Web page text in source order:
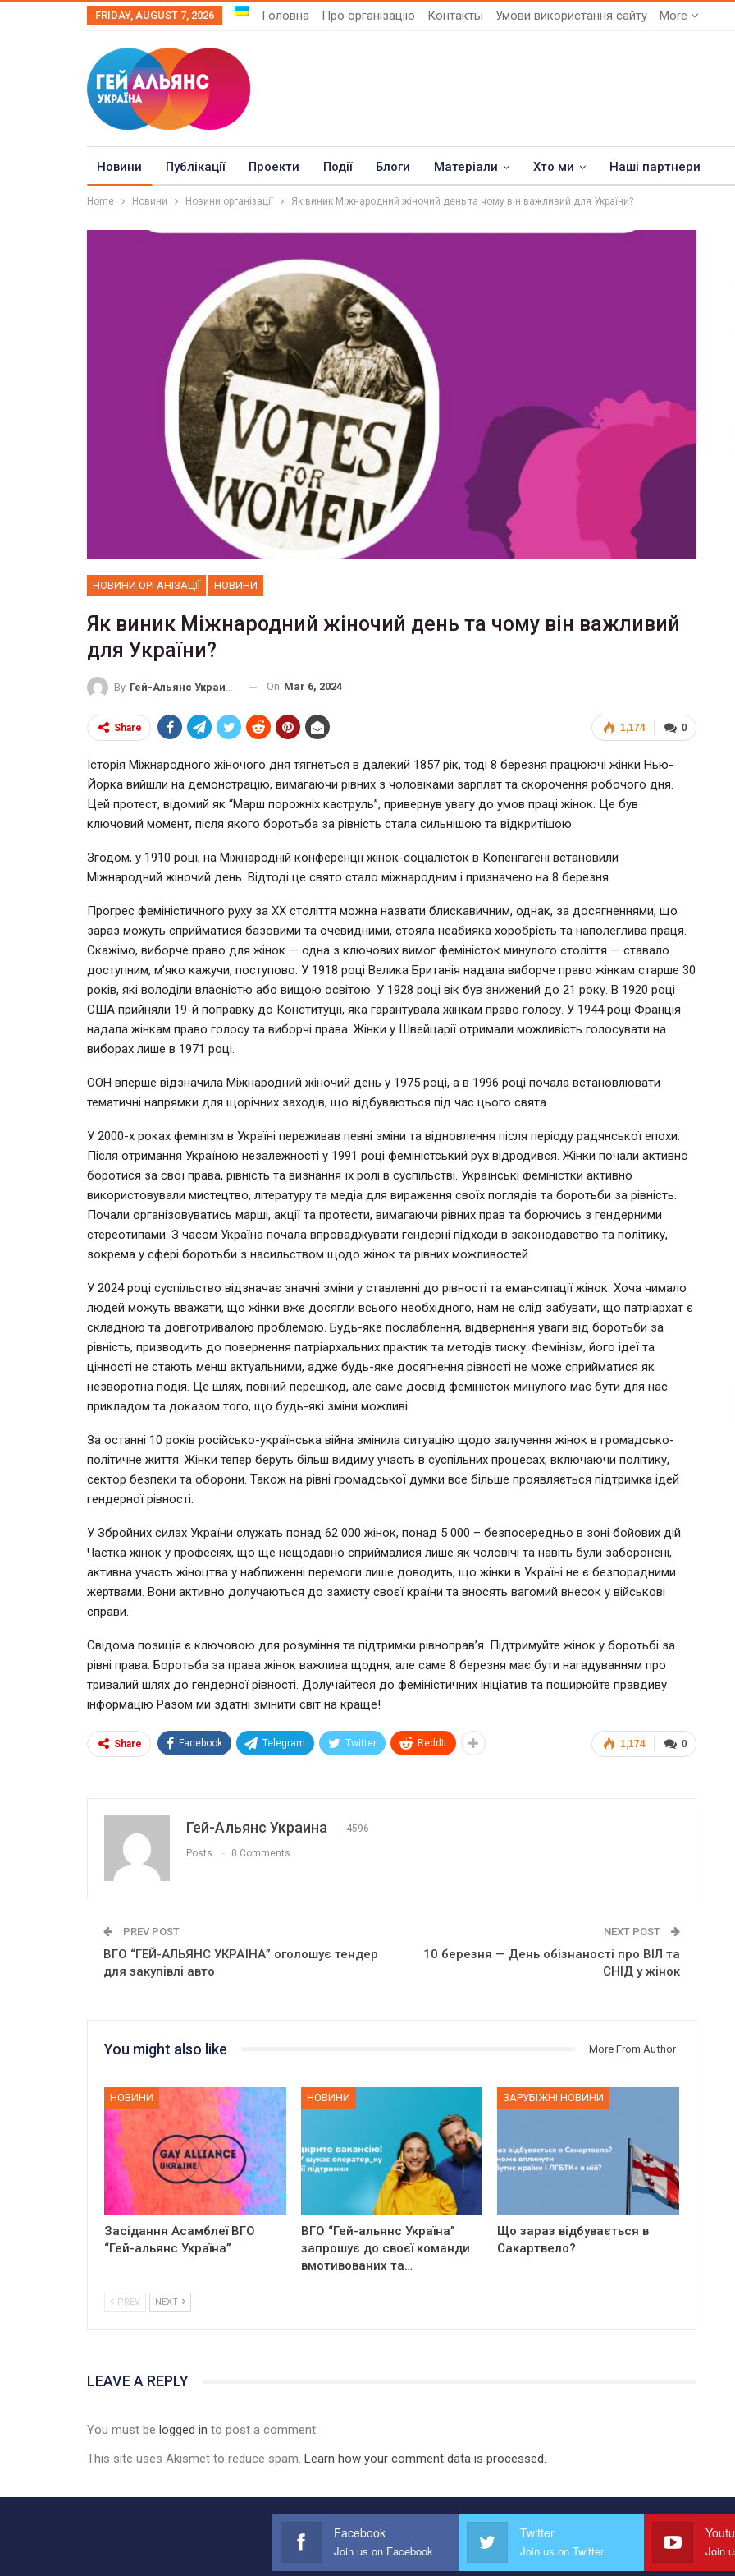
FRIDAY, AUGUST 7, 2026 Головна Про організацію Контакты Умови використання сайту More
Новини Публікації Проекти Події Блоги Матеріали Хто ми Наші партнери
Home Новини Новини організації Як виник Міжнародний жіночий день та чому він важливий для України?
НОВИНИ ОРГАНІЗАЦІЇ НОВИНИ
Як виник Міжнародний жіночий день та чому він важливий
для України?
By Гей-Альянс Украина On Mar 6, 2024
0
1,174
Share
Історія Міжнародного жіночого дня тягнеться в далекий 1857 рік, тоді 8 березня працюючі жінки Нью-
Йорка вийшли на демонстрацію, вимагаючи рівних з чоловіками зарплат та скорочення робочого дня.
Цей протест, відомий як “Марш порожніх каструль”, привернув увагу до умов праці жінок. Це був
ключовий момент, після якого боротьба за рівність стала сильнішою та відкритішою.
Згодом, у 1910 році, на Міжнародній конференції жінок-соціалісток в Копенгагені встановили
Міжнародний жіночий день. Відтоді це свято стало міжнародним і призначено на 8 березня.
Прогрес феміністичного руху за XX століття можна назвати блискавичним, однак, за досягненнями, що
зараз можуть сприйматися базовими та очевидними, стояла неабияка хоробрість та наполеглива праця.
Скажімо, виборче право для жінок — одна з ключових вимог феміністок минулого століття — ставало
доступним, м’яко кажучи, поступово. У 1918 році Велика Британія надала виборче право жінкам старше 30
років, які володіли власністю або вищою освітою. У 1928 році вік був знижений до 21 року. В 1920 році
США прийняли 19-й поправку до Конституції, яка гарантувала жінкам право голосу. У 1944 році Франція
надала жінкам право голосу та виборчі права. Жінки у Швейцарії отримали можливість голосувати на
виборах лише в 1971 році.
ООН вперше відзначила Міжнародний жіночий день у 1975 році, а в 1996 році почала встановлювати
тематичні напрямки для щорічних заходів, що відбуваються під час цього свята.
У 2000-х роках фемінізм в Україні переживав певні зміни та відновлення після періоду радянської епохи.
Після отримання Україною незалежності у 1991 році феміністський рух відродився. Жінки почали активно
боротися за свої права, рівність та визнання їх ролі в суспільстві. Українські феміністки активно
використовували мистецтво, літературу та медіа для вираження своїх поглядів та боротьби за рівність.
Почали організовуватись марші, акції та протести, вимагаючи рівних прав та борючись з гендерними
стереотипами. З часом Україна почала впроваджувати гендерні підходи в законодавство та політику,
зокрема у сфері боротьби з насильством щодо жінок та рівних можливостей.
У 2024 році суспільство відзначає значні зміни у ставленні до рівності та емансипації жінок. Хоча чимало
людей можуть вважати, що жінки вже досягли всього необхідного, нам не слід забувати, що патріархат є
складною та довготривалою проблемою. Будь-яке послаблення, відвернення уваги від боротьби за
рівність, призводить до повернення патріархальних практик та методів тиску. Фемінізм, його ідеї та
цінності не стають менш актуальними, адже будь-яке досягнення рівності не може сприйматися як
незворотна подія. Це шлях, повний перешкод, але саме досвід феміністок минулого має бути для нас
прикладом та доказом того, що будь-які зміни можливі.
За останні 10 років російсько-українська війна змінила ситуацію щодо залучення жінок в громадсько-
політичне життя. Жінки тепер беруть більш видиму участь в суспільних процесах, включаючи політику,
сектор безпеки та оборони. Також на рівні громадської думки все більше проявляється підтримка ідей
гендерної рівності.
У Збройних силах України служать понад 62 000 жінок, понад 5 000 – безпосередньо в зоні бойових дій.
Частка жінок у професіях, що ще нещодавно сприймалися лише як чоловічі та навіть були заборонені,
активна участь жіноцтва у наближенні перемоги лише доводить, що жінки в Україні не є безпорадними
жертвами. Вони активно долучаються до захисту своєї країни та вносять вагомий внесок у військові
справи.
Свідома позиція є ключовою для розуміння та підтримки рівноправ’я. Підтримуйте жінок у боротьбі за
рівні права. Боротьба за права жінок важлива щодня, але саме 8 березня має бути нагадуванням про
тривалий шлях до гендерної рівності. Долучайтеся до феміністичних ініціатив та поширюйте правдиву
інформацію Разом ми здатні змінити світ на краще!
0
1,174
Share Facebook Telegram Twitter ReddIt
Гей-Альянс Украина 4596
Posts 0 Comments
PREV POST
ВГО “ГЕЙ-АЛЬЯНС УКРАЇНА” оголошує тендер
для закупівлі авто
NEXT POST
10 березня — День обізнаності про ВІЛ та
СНІД у жінок
You might also like More From Author
НОВИНИ
Засідання Асамблеї ВГО
“Гей-альянс Україна”
НОВИНИ
ВГО “Гей-альянс Україна”
запрошує до своєї команди
вмотивованих та…
ЗАРУБІЖНІ НОВИНИ
Що зараз відбувається в
Сакартвело?
PREV NEXT
LEAVE A REPLY
You must be logged in to post a comment.
This site uses Akismet to reduce spam. Learn how your comment data is processed.
Facebook
Join us on Facebook
Twitter
Join us on Twitter Join